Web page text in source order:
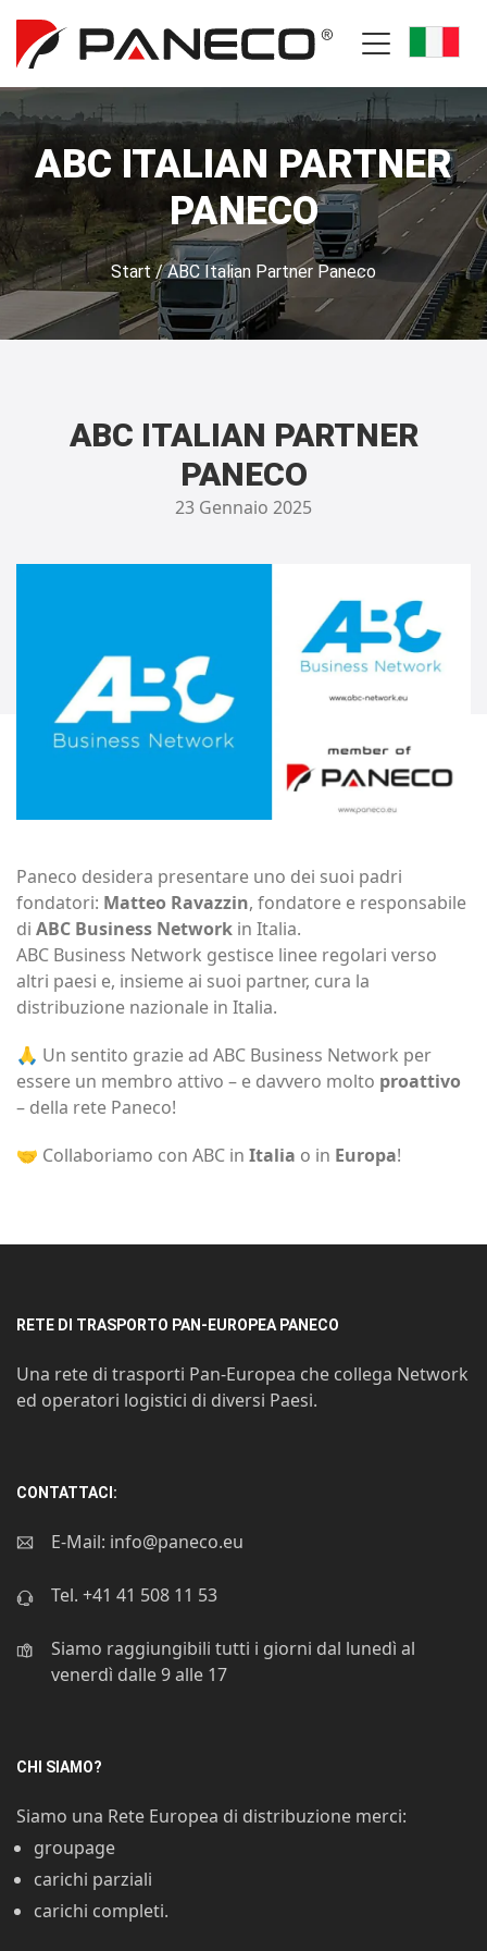
ABC ITALIAN PARTNER
PANECO
Start / ABC Italian Partner Paneco
ABC ITALIAN PARTNER
PANECO
23 Gennaio 2025
Paneco desidera presentare uno dei suoi padri
fondatori: Matteo Ravazzin, fondatore e responsabile
di ABC Business Network in Italia.
ABC Business Network gestisce linee regolari verso
altri paesi e, insieme ai suoi partner, cura la
distribuzione nazionale in Italia.
🙏 Un sentito grazie ad ABC Business Network per
essere un membro attivo – e davvero molto proattivo
– della rete Paneco!
🤝 Collaboriamo con ABC in Italia o in Europa!
RETE DI TRASPORTO PAN-EUROPEA PANECO
Una rete di trasporti Pan-Europea che collega Network
ed operatori logistici di diversi Paesi.
CONTATTACI:
E-Mail: info@paneco.eu
Tel. +41 41 508 11 53
Siamo raggiungibili tutti i giorni dal lunedì al
venerdì dalle 9 alle 17
CHI SIAMO?
Siamo una Rete Europea di distribuzione merci:
groupage
carichi parziali
carichi completi.